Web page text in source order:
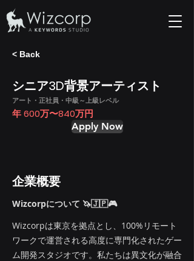
< Back
シニア3D背景アーティスト
アート・正社員・中級～上級レベル
年 600万〜840万円
Apply Now
企業概要
Wizcorpについて 🦄🇯🇵🎮
Wizcorpは東京を拠点とし、100%リモート
ワークで運営される高度に専門化されたゲー
ム開発スタジオです。私たちは異文化が融合